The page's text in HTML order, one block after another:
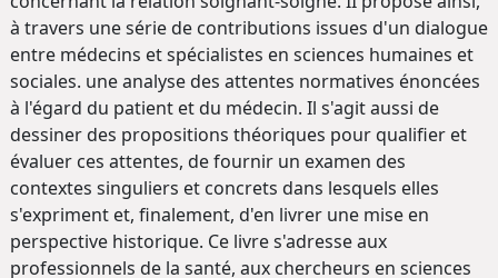
à travers une série de contributions issues d'un dialogue
entre médecins et spécialistes en sciences humaines et
sociales. une analyse des attentes normatives énoncées
à l'égard du patient et du médecin. Il s'agit aussi de
dessiner des propositions théoriques pour qualifier et
évaluer ces attentes, de fournir un examen des
contextes singuliers et concrets dans lesquels elles
s'expriment et, finalement, d'en livrer une mise en
perspective historique. Ce livre s'adresse aux
professionnels de la santé, aux chercheurs en sciences